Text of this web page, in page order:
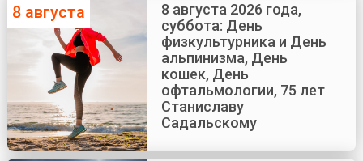
8 августа
8 августа 2026 года,
суббота: День
физкультурника и День
альпинизма, День
кошек, День
офтальмологии, 75 лет
Станиславу
Садальскому